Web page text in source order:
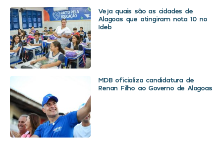
Veja quais são as cidades de
Alagoas que atingiram nota 10 no
Ideb
MDB oficializa candidatura de
Renan Filho ao Governo de Alagoas